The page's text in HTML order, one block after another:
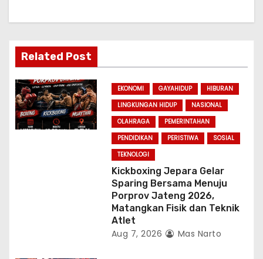
a
t
i
o
n
Related Post
EKONOMI GAYAHIDUP
HIBURAN
LINGKUNGAN HIDUP
NASIONAL
OLAHRAGA
PEMERINTAHAN
PENDIDIKAN
PERISTIWA
SOSIAL
TEKNOLOGI
Kickboxing Jepara Gelar
Sparing Bersama Menuju
Porprov Jateng 2026,
Matangkan Fisik dan Teknik
Atlet
Aug 7, 2026 Mas Narto